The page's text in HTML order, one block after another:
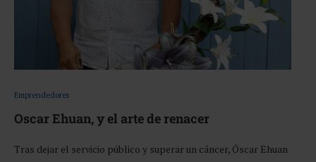
Emprendedores
Oscar Ehuan, y el arte de renacer
Tras dejar el servicio público y superar un cáncer, Óscar Ehuan